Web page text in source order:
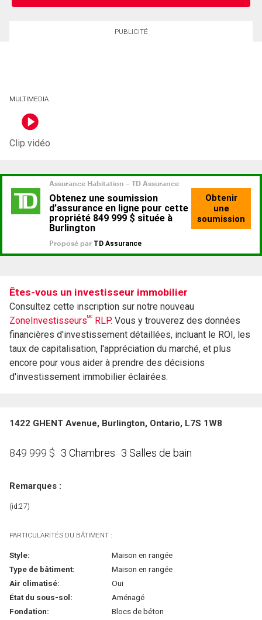
PUBLICITÉ
MULTIMEDIA
Clip vidéo
Êtes-vous un investisseur immobilier
Consultez cette inscription sur notre nouveau
ZoneInvestisseursMC RLP. Vous y trouverez des données
financières d'investissement détaillées, incluant le ROI, les
taux de capitalisation, l'appréciation du marché, et plus
encore pour vous aider à prendre des décisions
d'investissement immobilier éclairées.
1422 GHENT Avenue, Burlington, Ontario, L7S 1W8
849 999 $ 3 Chambres 3 Salles de bain
Remarques :
(id:27)
PARTICULARITÉS DU BÂTIMENT :
Style:
Maison en rangée
Type de bâtiment:
Maison en rangée
Air climatisé:
Oui
État du sous-sol:
Aménagé
Fondation:
Blocs de béton